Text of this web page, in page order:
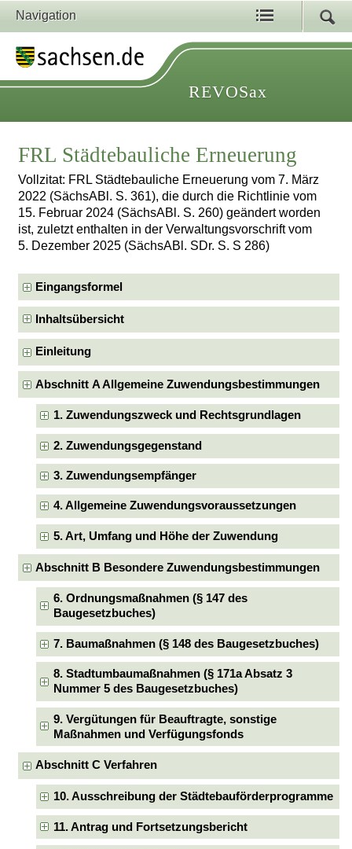
Navigation
REVOSax
FRL Städtebauliche Erneuerung
Vollzitat: FRL Städtebauliche Erneuerung vom 7. März
2022 (SächsABl. S. 361), die durch die Richtlinie vom
15. Februar 2024 (SächsABl. S. 260) geändert worden
ist, zuletzt enthalten in der Verwaltungsvorschrift vom
5. Dezember 2025 (SächsABl. SDr. S. S 286)
Eingangsformel
Inhaltsübersicht
Einleitung
Abschnitt A Allgemeine Zuwendungsbestimmungen
1. Zuwendungszweck und Rechtsgrundlagen
2. Zuwendungsgegenstand
3. Zuwendungsempfänger
4. Allgemeine Zuwendungsvoraussetzungen
5. Art, Umfang und Höhe der Zuwendung
Abschnitt B Besondere Zuwendungsbestimmungen
6. Ordnungsmaßnahmen (§ 147 des
Baugesetzbuches)
7. Baumaßnahmen (§ 148 des Baugesetzbuches)
8. Stadtumbaumaßnahmen (§ 171a Absatz 3
Nummer 5 des Baugesetzbuches)
9. Vergütungen für Beauftragte, sonstige
Maßnahmen und Verfügungsfonds
Abschnitt C Verfahren
10. Ausschreibung der Städtebauförderprogramme
11. Antrag und Fortsetzungsbericht